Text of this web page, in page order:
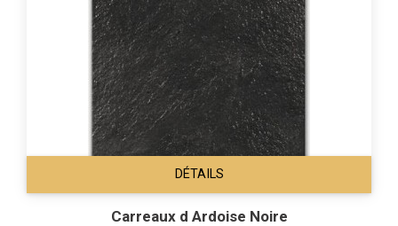
DÉTAILS
Carreaux d Ardoise Noire